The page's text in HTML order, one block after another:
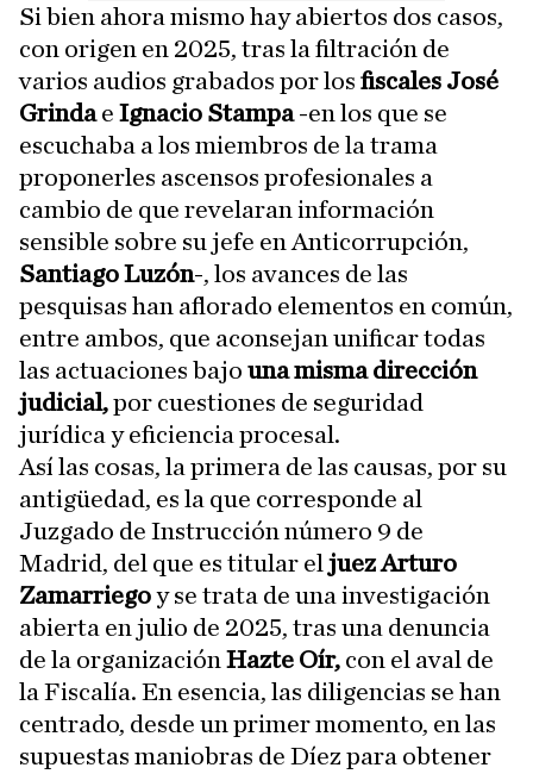
Si bien ahora mismo hay abiertos dos casos,
con origen en 2025, tras la filtración de
varios audios grabados por los fiscales José
Grindae Ignacio Stampa-en los que se
escuchaba a los miembros de la trama
proponerles ascensos profesionales a
cambio de que revelaran información
sensible sobre su jefe en Anticorrupción,
Santiago Luzón-, los avances de las
pesquisas han aflorado elementos en común,
entre ambos, que aconsejan unificar todas
las actuaciones bajo una misma dirección
judicial,por cuestiones de seguridad
jurídica y eficiencia procesal.
Así las cosas, la primera de las causas, por su
antigüedad, es la que corresponde al
Juzgado de Instrucción número 9 de
Madrid, del que es titular el juez Arturo
Zamarriegoy se trata de una investigación
abierta en julio de 2025, tras una denuncia
de la organización Hazte Oír, con el aval de
la Fiscalía. En esencia, las diligencias se han
centrado, desde un primer momento, en las
supuestas maniobras de Díez para obtener